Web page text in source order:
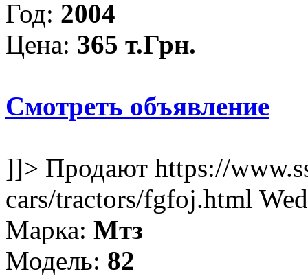
Год: 2004
Цена: 365 т.Грн.
Смотреть объявление
]]> Продают https://
cars/tractors/fgfoj.html
Марка: Мтз
Модель: 82